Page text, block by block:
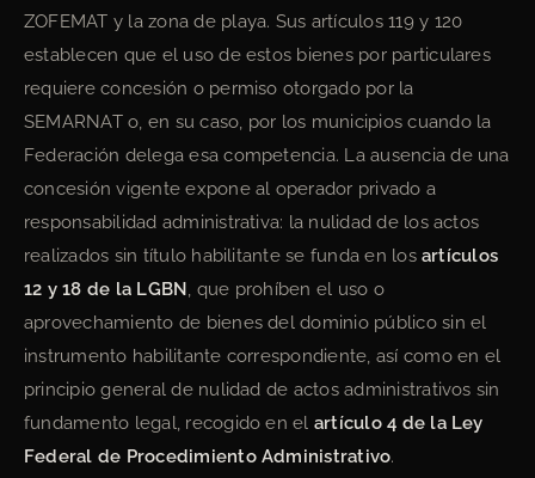
ZOFEMAT y la zona de playa. Sus artículos 119 y 120
establecen que el uso de estos bienes por particulares
requiere concesión o permiso otorgado por la
SEMARNAT o, en su caso, por los municipios cuando la
Federación delega esa competencia. La ausencia de una
concesión vigente expone al operador privado a
responsabilidad administrativa: la nulidad de los actos
realizados sin título habilitante se funda en los artículos
12 y 18 de la LGBN, que prohíben el uso o
aprovechamiento de bienes del dominio público sin el
instrumento habilitante correspondiente, así como en el
principio general de nulidad de actos administrativos sin
fundamento legal, recogido en el artículo 4 de la Ley
Federal de Procedimiento Administrativo.